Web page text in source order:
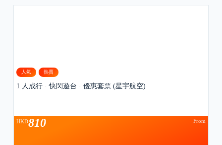
人氣 熱賣
1 人成行 · 快閃遊台 · 優惠套票 (星宇航空)
From
HKD810